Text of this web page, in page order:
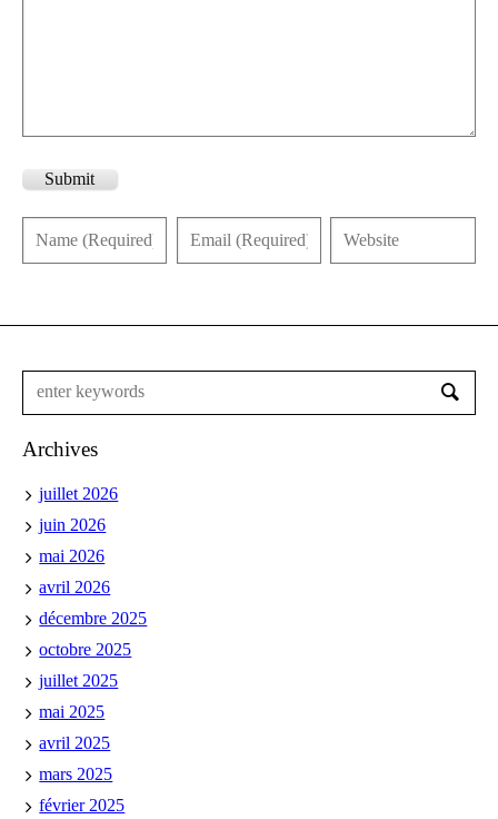
Submit
Archives
juillet 2026
juin 2026
mai 2026
avril 2026
décembre 2025
octobre 2025
juillet 2025
mai 2025
avril 2025
mars 2025
février 2025